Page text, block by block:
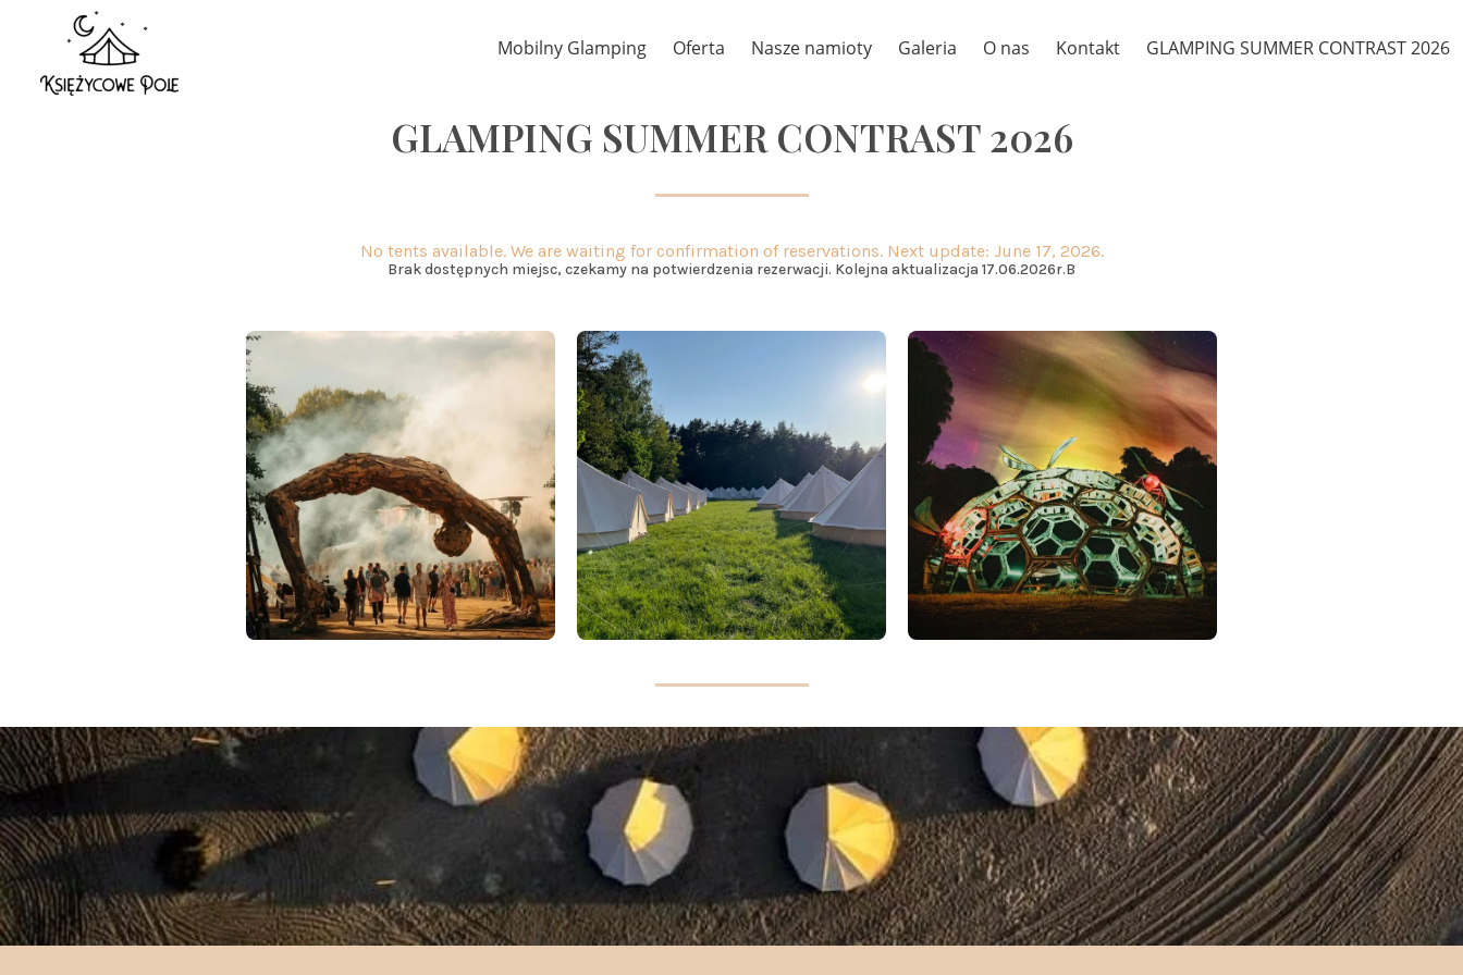
Mobilny Glamping Oferta Nasze namioty Galeria O nas Kontakt GLAMPING SUMMER CONTRAST 2026
GLAMPING SUMMER CONTRAST 2026
No tents available. We are waiting for confirmation of reservations. Next update: June 17, 2026.
Brak dostępnych miejsc, czekamy na potwierdzenia rezerwacji. Kolejna aktualizacja 17.06.2026r.B